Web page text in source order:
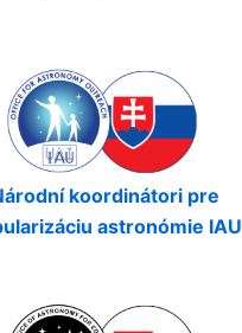
koordinátori pre
astronómie IAU